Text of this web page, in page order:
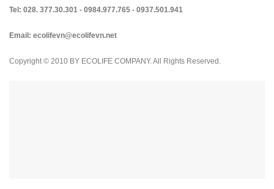
Tel: 028. 377.30.301 - 0984.977.765 - 0937.501.941
Email: ecolifevn@ecolifevn.net
Copyright © 2010 BY ECOLIFE COMPANY. All Rights Reserved.